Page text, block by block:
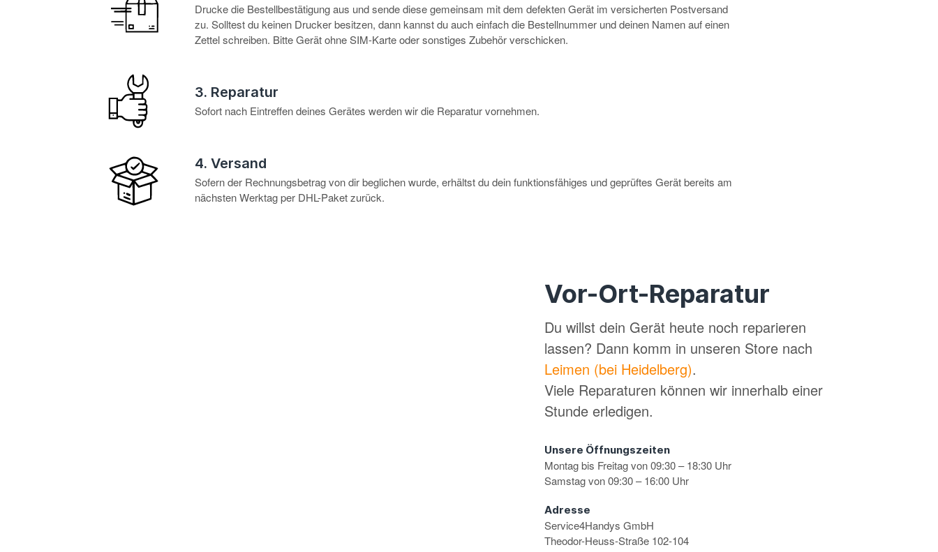
Drucke die Bestellbestätigung aus und sende diese gemeinsam mit dem defekten Gerät im versicherten Postversand
zu. Solltest du keinen Drucker besitzen, dann kannst du auch einfach die Bestellnummer und deinen Namen auf einen
Zettel schreiben. Bitte Gerät ohne SIM-Karte oder sonstiges Zubehör verschicken.
3. Reparatur
Sofort nach Eintreffen deines Gerätes werden wir die Reparatur vornehmen.
4. Versand
Sofern der Rechnungsbetrag von dir beglichen wurde, erhältst du dein funktionsfähiges und geprüftes Gerät bereits am
nächsten Werktag per DHL-Paket zurück.
Vor-Ort-Reparatur
Du willst dein Gerät heute noch reparieren
lassen? Dann komm in unseren Store nach
Leimen (bei Heidelberg).
Viele Reparaturen können wir innerhalb einer
Stunde erledigen.
Unsere Öffnungszeiten
Montag bis Freitag von 09:30 – 18:30 Uhr
Samstag von 09:30 – 16:00 Uhr
Adresse
Service4Handys GmbH
Theodor-Heuss-Straße 102-104